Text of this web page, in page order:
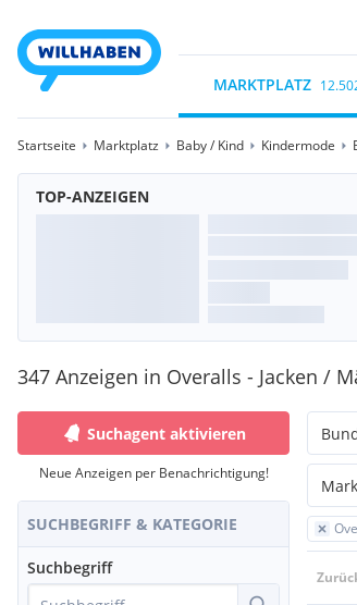
MARKTPLATZ
Startseite Marktplatz Baby / Kind Kindermode
TOP-ANZEIGEN
347 Anzeigen in Overalls - Jacken /
Suchagent aktivieren
Neue Anzeigen per Benachrichtigung!
SUCHBEGRIFF & KATEGORIE
Suchbegriff